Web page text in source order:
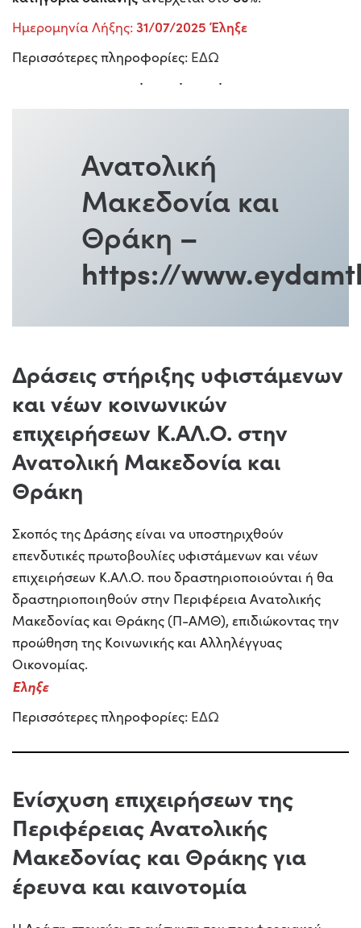
Ημερομηνία Λήξης:31/07/2025 Έληξε
Περισσότερες πληροφορίες: ΕΔΩ
Ανατολική
Μακεδονία και
Θράκη –
https://
Δράσεις στήριξης υφιστάμενων
και νέων κοινωνικών
επιχειρήσεων Κ.ΑΛ.Ο. στην
Ανατολική Μακεδονία και
Θράκη
Σκοπός της Δράσης είναι να υποστηριχθούν
επενδυτικές πρωτοβουλίες υφιστάμενων και νέων
επιχειρήσεων Κ.ΑΛ.Ο. που δραστηριοποιούνται ή θα
δραστηριοποιηθούν στην Περιφέρεια Ανατολικής
Μακεδονίας και Θράκης (Π-ΑΜΘ), επιδιώκοντας την
προώθηση της Κοινωνικής και Αλληλέγγυας
Οικονομίας.
Εληξε
Περισσότερες πληροφορίες: ΕΔΩ
Ενίσχυση επιχειρήσεων της
Περιφέρειας Ανατολικής
Μακεδονίας και Θράκης για
έρευνα και καινοτομία